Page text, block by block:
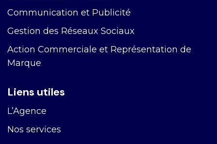
Communication et Publicité
Gestion des Réseaux Sociaux
Action Commerciale et Représentation de
Marque
Liens utiles
L’Agence
Nos services